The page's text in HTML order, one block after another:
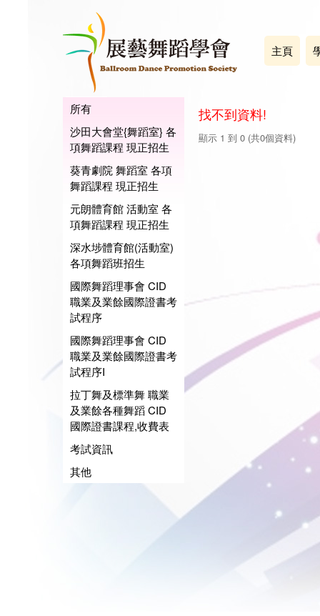
主頁
所有
沙田大會堂{舞蹈室} 各
項舞蹈課程 現正招生
葵青劇院 舞蹈室 各項
舞蹈課程 現正招生
元朗體育館 活動室 各
項舞蹈課程 現正招生
深水埗體育館(活動室)
各項舞蹈班招生
國際舞蹈理事會 CID
職業及業餘國際證書考
試程序
國際舞蹈理事會 CID
職業及業餘國際證書考
試程序I
拉丁舞及標準舞 職業
及業餘各種舞蹈 CID
國際證書課程,收費表
考試資訊
其他
找不到資料!
顯示 1 到 0 (共0個資料)